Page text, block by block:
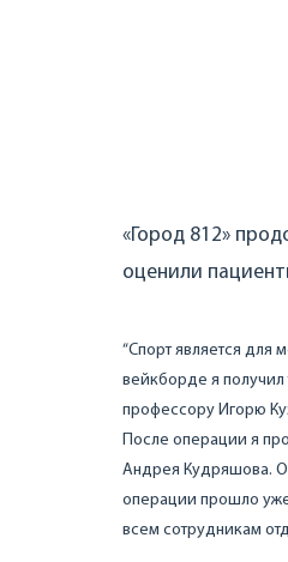
«Город 812»
оценили
“Спорт является для
вейкборде я
профессору Игорю
После операции я
Андрея Кудряшова.
операции прошло
всем сотрудникам